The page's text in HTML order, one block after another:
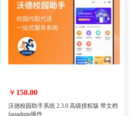
微凌客旅游管理系统 2.0.2 高级授权版
带文档 fastadmin插件
￥ 150.00
沃德校园助手系统 2.3.0 高级授权版 带文档
fastadmin插件